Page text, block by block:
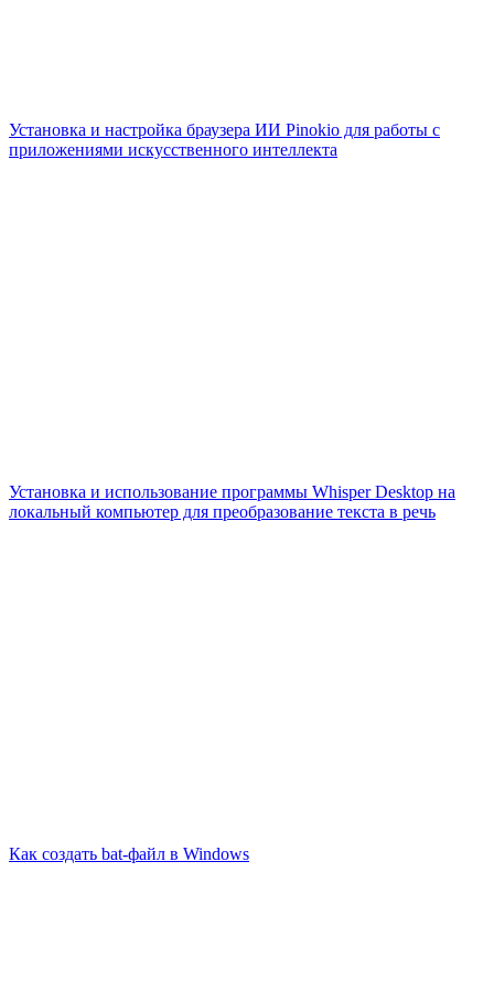
Установка и настройка браузера ИИ Pinokio для работы с
приложениями искусственного интеллекта
Установка и использование программы Whisper Desktop на
локальный компьютер для преобразование текста в речь
Как создать bat-файл в Windows